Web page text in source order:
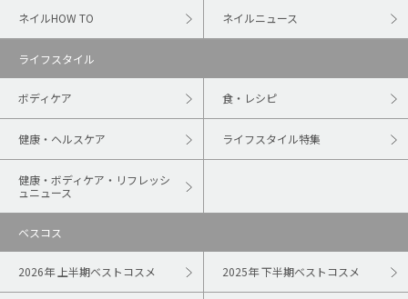
ネイルHOW TO ネイルニュース
ライフスタイル
ボディケア 食・レシピ
健康・ヘルスケア ライフスタイル特集
健康・ボディケア・リフレッシ
ュニュース
ベスコス
2026年 上半期ベストコスメ 2025年 下半期ベストコスメ